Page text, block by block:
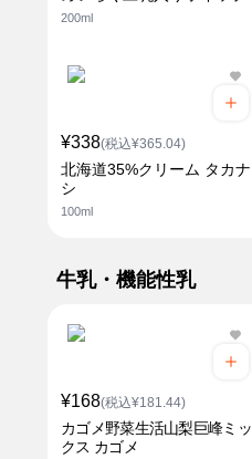
200ml
¥338(税込¥365.04)
北海道35%クリーム タカナ
シ
100ml
牛乳・機能性乳
¥168(税込¥181.44)
カゴメ野菜生活山梨巨峰ミッ
クス カゴメ